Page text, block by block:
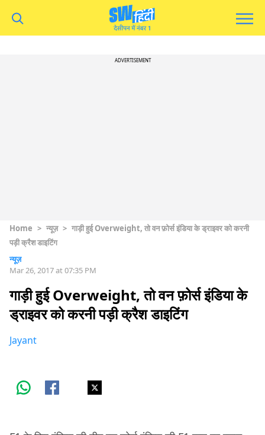
ADVERTISEMENT
Home > न्यूज़ > गाड़ी हुई Overweight, तो वन फ़ोर्स इंडिया के ड्राइवर को करनी
पड़ी क्रैश डाइटिंग
न्यूज़
Mar 26, 2017 at 07:35 PM
गाड़ी हुई Overweight, तो वन फ़ोर्स इंडिया के
ड्राइवर को करनी पड़ी क्रैश डाइटिंग
Jayant